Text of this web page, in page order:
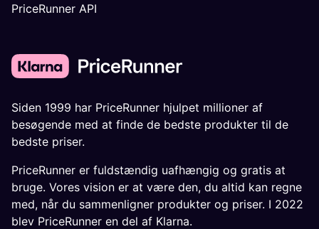
PriceRunner API
Siden 1999 har PriceRunner hjulpet millioner af
besøgende med at finde de bedste produkter til de
bedste priser.
PriceRunner er fuldstændig uafhængig og gratis at
bruge. Vores vision er at være den, du altid kan regne
med, når du sammenligner produkter og priser. I 2022
blev PriceRunner en del af Klarna.